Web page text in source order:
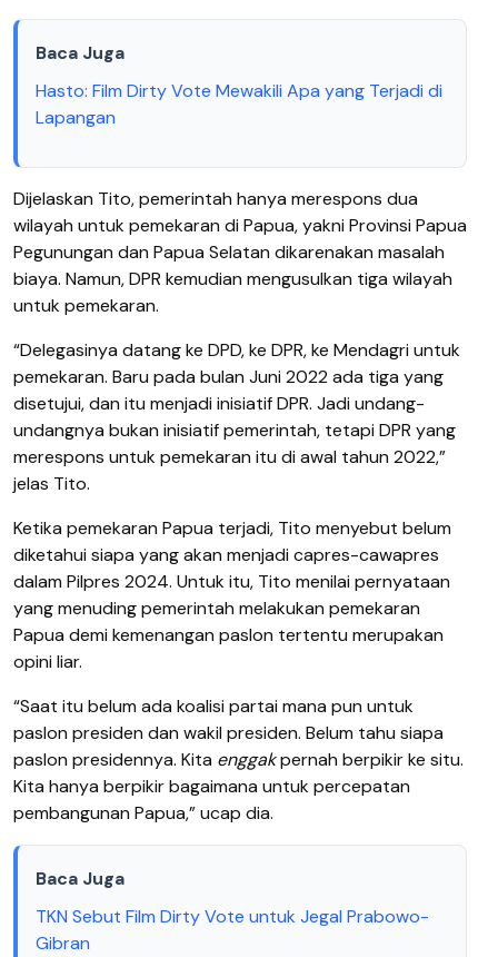
Baca Juga
Hasto: Film Dirty Vote Mewakili Apa yang Terjadi di
Lapangan
Dijelaskan Tito, pemerintah hanya merespons dua
wilayah untuk pemekaran di Papua, yakni Provinsi Papua
Pegunungan dan Papua Selatan dikarenakan masalah
biaya. Namun, DPR kemudian mengusulkan tiga wilayah
untuk pemekaran.
“Delegasinya datang ke DPD, ke DPR, ke Mendagri untuk
pemekaran. Baru pada bulan Juni 2022 ada tiga yang
disetujui, dan itu menjadi inisiatif DPR. Jadi undang-
undangnya bukan inisiatif pemerintah, tetapi DPR yang
merespons untuk pemekaran itu di awal tahun 2022,”
jelas Tito.
Ketika pemekaran Papua terjadi, Tito menyebut belum
diketahui siapa yang akan menjadi capres-cawapres
dalam Pilpres 2024. Untuk itu, Tito menilai pernyataan
yang menuding pemerintah melakukan pemekaran
Papua demi kemenangan paslon tertentu merupakan
opini liar.
“Saat itu belum ada koalisi partai mana pun untuk
paslon presiden dan wakil presiden. Belum tahu siapa
paslon presidennya. Kita enggakpernah berpikir ke situ.
Kita hanya berpikir bagaimana untuk percepatan
pembangunan Papua,” ucap dia.
Baca Juga
TKN Sebut Film Dirty Vote untuk Jegal Prabowo-
Gibran